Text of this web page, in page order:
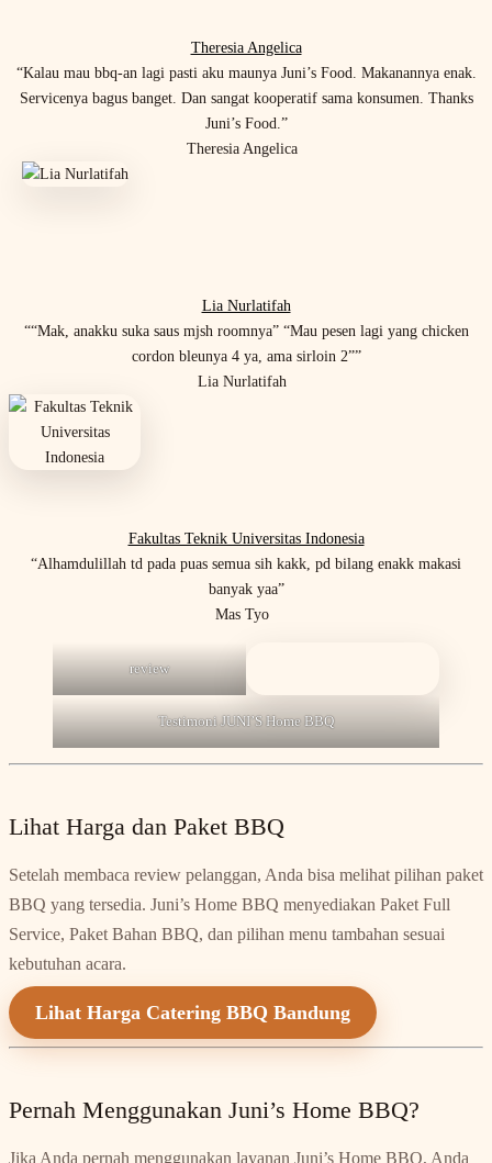
Theresia Angelica
“Kalau mau bbq-an lagi pasti aku maunya Juni’s Food. Makanannya enak.
Servicenya bagus banget. Dan sangat kooperatif sama konsumen. Thanks
Juni’s Food.”
Theresia Angelica
Lia Nurlatifah
““Mak, anakku suka saus mjsh roomnya” “Mau pesen lagi yang chicken
cordon bleunya 4 ya, ama sirloin 2””
Lia Nurlatifah
Fakultas Teknik Universitas Indonesia
“Alhamdulillah td pada puas semua sih kakk, pd bilang enakk makasi
banyak yaa”
Mas Tyo
review
Testimoni JUNI’S Home BBQ
Lihat Harga dan Paket BBQ
Setelah membaca review pelanggan, Anda bisa melihat pilihan paket
BBQ yang tersedia. Juni’s Home BBQ menyediakan Paket Full
Service, Paket Bahan BBQ, dan pilihan menu tambahan sesuai
kebutuhan acara.
Lihat Harga Catering BBQ Bandung
Pernah Menggunakan Juni’s Home BBQ?
Jika Anda pernah menggunakan layanan Juni’s Home BBQ, Anda